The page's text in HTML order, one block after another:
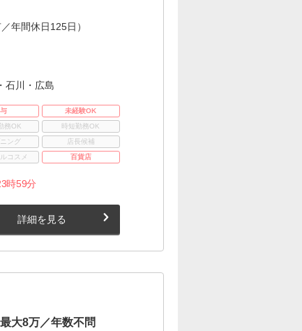
年間休日125日）
石川・広島
未経験OK
務OK
時短勤務OK
ング
店長候補
コスメ 百貨店
時59分
詳細を見る
大8万／年数不問